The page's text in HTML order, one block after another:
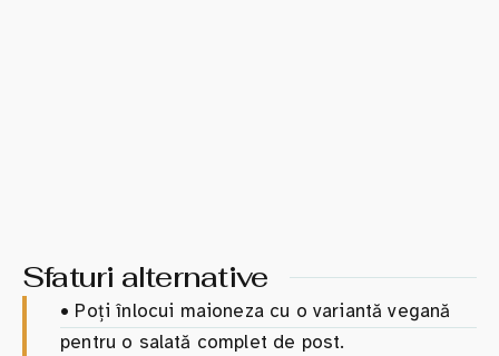
Sfaturi alternative
• Poți înlocui maioneza cu o variantă vegană
pentru o salată complet de post.